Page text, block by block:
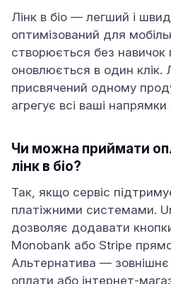
Лінк в біо — легший і
оптимізований для
створюється без навичок
оновлюється в один клік.
присвячений одному
агрегує всі ваші напрямки
Чи можна приймати
лінк в біо?
Так, якщо сервіс
платіжними системами.
дозволяє додавати
Monobank або Stripe прямо
Альтернатива —
оплати або інтернет-